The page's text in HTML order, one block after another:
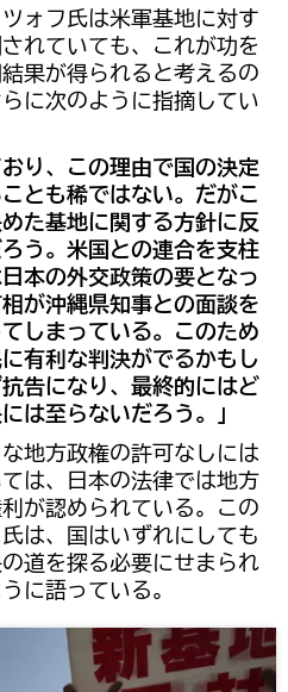
ォフ氏は米軍基地に対す
れていても、これが功を
果が得られると考えるの
に次のように指摘してい
り、この理由で国の決定
とも稀ではない。だがこ
た基地に関する方針に反
う。米国との連合を支柱
本の外交政策の要となっ
が沖縄県知事との面談を
しまっている。このため
有利な判決がでるかもし
告になり、最終的にはど
は至らないだろう。」
地方政権の許可なしには
は、日本の法律では地方
が認められている。この
は、国はいずれにしても
道を探る必要にせまられ
に語っている。